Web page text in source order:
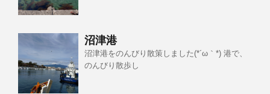
沼津港
沼津港をのんびり散策しました(*´ω｀*) 港で、
のんびり散歩し